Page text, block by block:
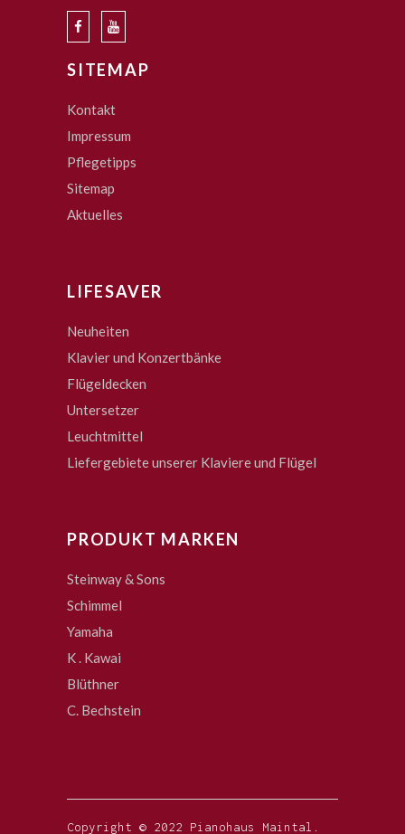
SITEMAP
Kontakt
Impressum
Pflegetipps
Sitemap
Aktuelles
LIFESAVER
Neuheiten
Klavier und Konzertbänke
Flügeldecken
Untersetzer
Leuchtmittel
Liefergebiete unserer Klaviere und Flügel
PRODUKT MARKEN
Steinway & Sons
Schimmel
Yamaha
K . Kawai
Blüthner
C. Bechstein
Copyright © 2022 Pianohaus Maintal.